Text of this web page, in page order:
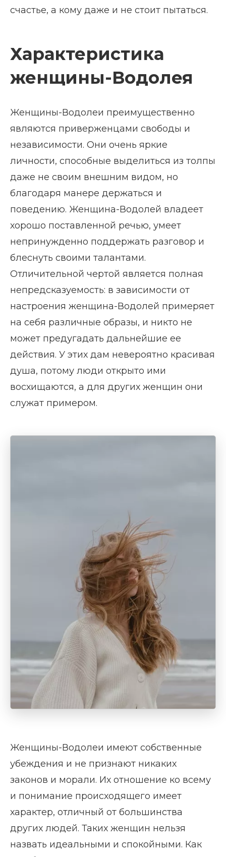
счастье, а кому даже и не стоит пытаться.
Характеристика
женщины-Водолея
Женщины-Водолеи преимущественно
являются приверженцами свободы и
независимости. Они очень яркие
личности, способные выделиться из толпы
даже не своим внешним видом, но
благодаря манере держаться и
поведению. Женщина-Водолей владеет
хорошо поставленной речью, умеет
непринужденно поддержать разговор и
блеснуть своими талантами.
Отличительной чертой является полная
непредсказуемость: в зависимости от
настроения женщина-Водолей примеряет
на себя различные образы, и никто не
может предугадать дальнейшие ее
действия. У этих дам невероятно красивая
душа, потому люди открыто ими
восхищаются, а для других женщин они
служат примером.
Женщины-Водолеи имеют собственные
убеждения и не признают никаких
законов и морали. Их отношение ко всему
и понимание происходящего имеет
характер, отличный от большинства
других людей. Таких женщин нельзя
назвать идеальными и спокойными. Как